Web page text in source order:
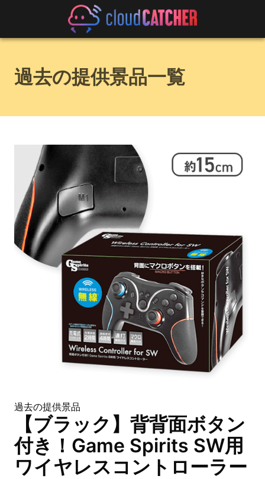
過去の提供景品一覧
過去の提供景品
【ブラック】背背面ボタン
付き！Game Spirits SW用
ワイヤレスコントローラー